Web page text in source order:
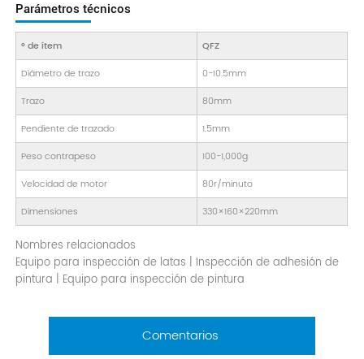
Parámetros técnicos
° de ítem
QFZ
Diámetro de trazo
0-10.5mm
Trazo
80mm
Pendiente de trazado
1.5mm
Peso contrapeso
100-1,000g
Velocidad de motor
80r/minuto
Dimensiones
330×160×220mm
Nombres relacionados
Equipo para inspección de latas | Inspección de adhesión de
pintura | Equipo para inspección de pintura
Comentarios